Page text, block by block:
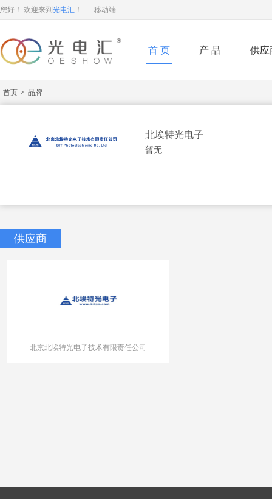
您好！ 欢迎来到 光电汇 ！ 移动端
首页 产品 供应
首页 > 品牌
北埃特光电子
暂无
供应商
北京北埃特光电子技术有限责任公司